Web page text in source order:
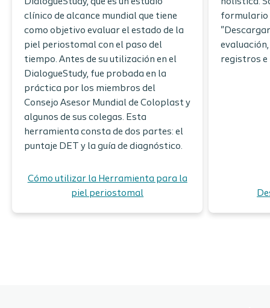
clínico de alcance mundial que tiene
como objetivo evaluar el estado de la
piel periostomal con el paso del
tiempo. Antes de su utilización en el
DialogueStudy, fue probada en la
práctica por los miembros del
Consejo Asesor Mundial de Coloplast y
algunos de sus colegas. Esta
herramienta consta de dos partes: el
puntaje DET y la guía de diagnóstico.
Cómo utilizar la Herramienta para la
piel periostomal
formulario
registros e